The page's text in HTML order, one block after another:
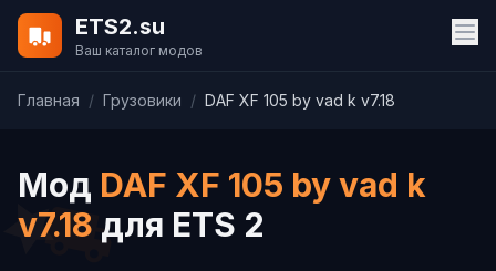
ETS2.su
Ваш каталог модов
Главная / Грузовики / DAF XF 105 by vad k v7.18
Мод DAF XF 105 by vad k
v7.18 для ETS 2